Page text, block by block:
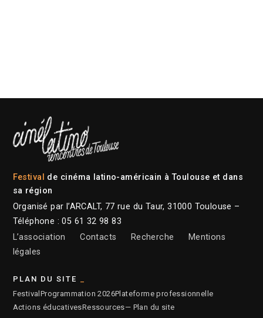
Festival de cinéma latino-américain à Toulouse et dans
sa région
Organisé par l’ARCALT, 77 rue du Taur, 31000 Toulouse –
Téléphone : 05 61 32 98 83
L’association
Contacts Recherche
Mentions
légales
PLAN DU SITE
Festival Programmation 2026Plateforme professionnelle
Actions éducativesRessources— Plan du site